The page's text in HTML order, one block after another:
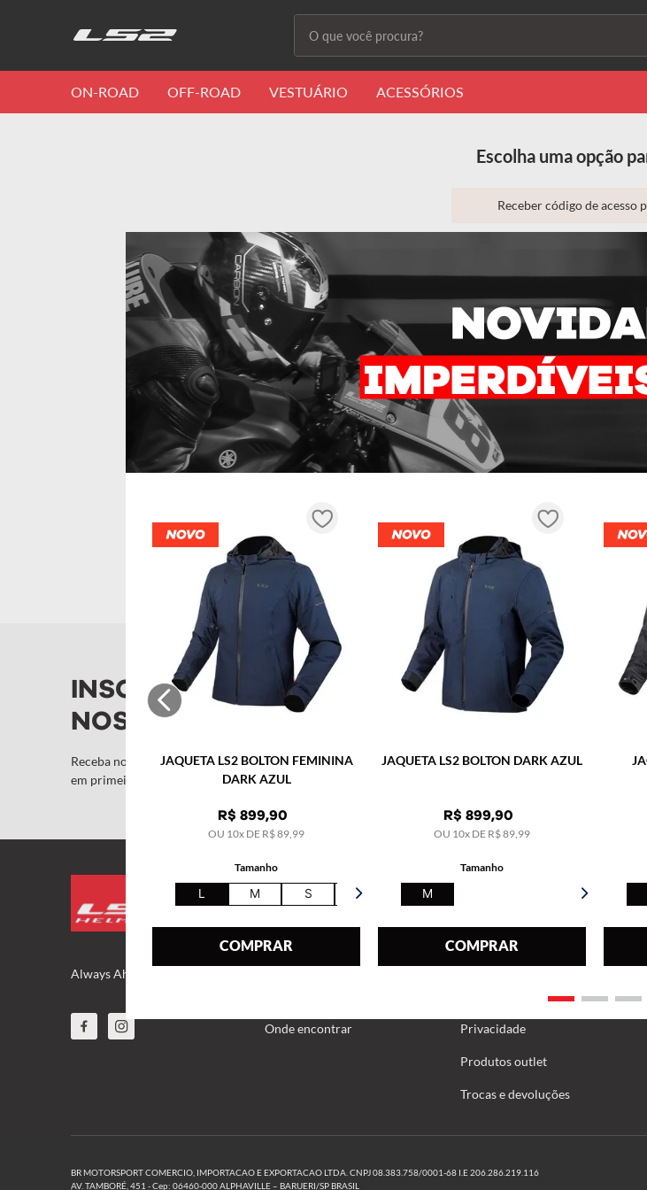
O que você procura?
ON-ROAD OFF-ROAD VESTUÁRIO ACESSÓRIOS
JAQUETA LS2 BOLTON FEMININA
DARK AZUL
R$ 899,90
OU 10x DE R$89 99
Tamanho
L M S XL
COMPRAR
JAQUETA LS2 BOLTON DARK AZUL
R$ 899,90
OU 10x DE R$89 99
Tamanho
M
COMPRAR
Escolha uma opção
Receber código de acesso
Esqueci minha senha
Não tem uma conta?
INSCREVA-SE NA
NOSSA NEWSLETTER!
Receba novidades e promoções por e-mail e seja avisado
em primeira mão!
Nome
Always Ahead
INSTITUCIONAL
FAQ
Sobre nós
Onde encontrar
Frete
Garantia
Privacidade
Produtos outlet
Trocas e devoluções
BR MOTORSPORT COMERCIO, IMPORTACAO E EXPORTACAO LTDA. CNPJ 08.383.758/0001-68 I.E 206.286.219.116
AV. TAMBORÉ, 451 - Cep: 06460-000 ALPHAVILLE – BARUERI/SP BRASIL
Termos mais buscados
4º capacete
6 stream ii
ff358
8º advant
starwar
10 capacete masculino